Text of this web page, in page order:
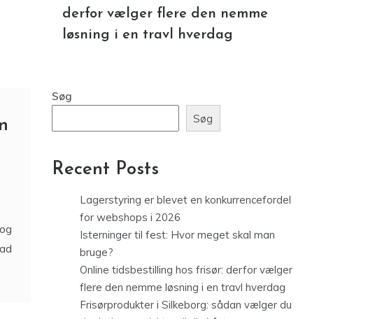
Blog
løsning i en travl hverdag
Recent Posts
Lagerstyring er blevet en konkurrencefordel
for webshops i 2026
Isterninger til fest: Hvor meget skal man
bruge?